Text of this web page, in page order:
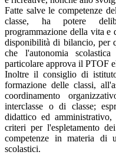
Fatte salve le competenze
classe, ha potere
programmazione della vita
disponibilità di bilancio, per
che l'autonomia
particolare approva il PTOF
Inoltre il consiglio di
formazione delle classi,
coordinamento
interclasse o di classe;
didattico ed
criteri per l'espletamento
competenze in materia di
scolastici.